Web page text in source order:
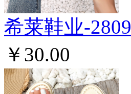
希莱鞋业-2809
￥30.00